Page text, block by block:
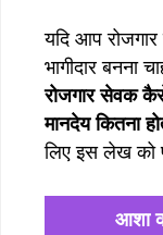
यदि आप
भागीदार बनना
रोजगार सेवक
मानदेय कितना
लिए इस लेख को
आशा